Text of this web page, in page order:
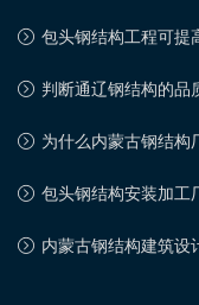
包头钢结构工程可提
判断通辽钢结构的品
为什么内蒙古钢结构
包头钢结构安装加工
内蒙古钢结构建筑设